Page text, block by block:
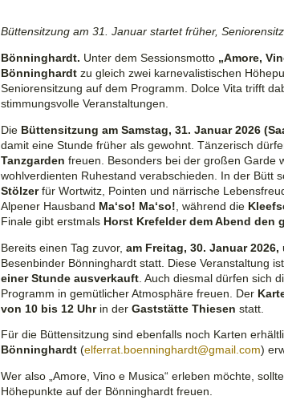
Büttensitzung am 31. Januar startet früher,
Bönninghardt. Unter dem Sessionsmotto „Amore,
Bönninghardt zu gleich zwei karnevalistischen
Seniorensitzung auf dem Programm. Dolce Vita trifft
stimmungsvolle Veranstaltungen.
Die Büttensitzung am Samstag, 31. Januar 2026
damit eine Stunde früher als gewohnt. Tänzerisch
Tanzgarden freuen. Besonders bei der großen Garde
wohlverdienten Ruhestand verabschieden. In der Bütt
Stölzerfür Wortwitz, Pointen und närrische
Alpener Hausband Ma‘so! Ma‘so! , während die
Finale gibt erstmals Horst Krefelder dem Abend den
Bereits einen Tag zuvor, am Freitag, 30. Januar 2026,
Besenbinder Bönninghardt statt. Diese Veranstaltung
einer Stunde ausverkauft . Auch diesmal dürfen sich
Programm in gemütlicher Atmosphäre freuen. Der
von 10 bis 12 Uhrin der Gaststätte Thiesen statt.
Für die Büttensitzung sind ebenfalls noch Karten
Bönninghardt (elferrat.boenninghardt@gmail.com)
Wer also „Amore, Vino e Musica“ erleben möchte,
Höhepunkte auf der Bönninghardt freuen.